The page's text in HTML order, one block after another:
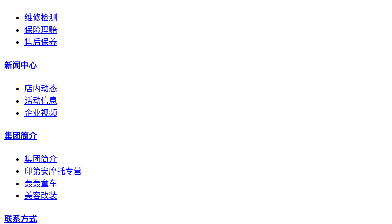
维修检测
保险理赔
售后保养
新闻中心
店内动态
活动信息
企业视频
集团简介
集团简介
印第安摩托专营
轰轰童车
美容改装
联系方式